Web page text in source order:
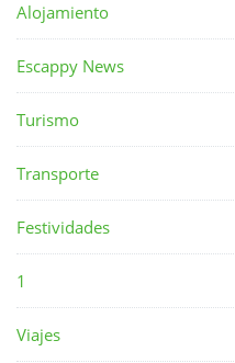
Alojamiento
Escappy News
Turismo
Transporte
Festividades
1
Viajes